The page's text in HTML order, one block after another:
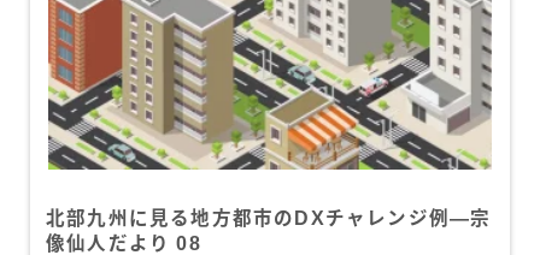
北部九州に見る地方都市のDXチャレンジ例―宗
像仙人だより 08